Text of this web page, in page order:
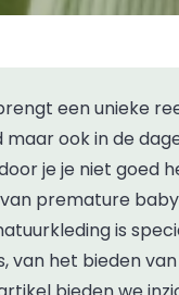
maar ook in de
je je niet goed
premature
is
van het bieden